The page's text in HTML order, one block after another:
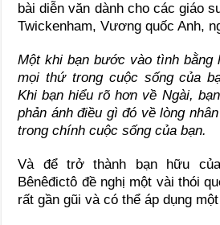
bài diễn văn dành cho các giáo
Twickenham, Vương quốc Anh,
Một khi bạn bước vào tình bằng
mọi thứ trong cuộc sống của
Khi bạn hiểu rõ hơn về Ngài,
phản ánh điều gì đó về lòng
trong chính cuộc sống của bạn.
Và để trở thành bạn hữu
Bênêđictô đề nghị một vài thói
rất gần gũi và có thể áp dụng